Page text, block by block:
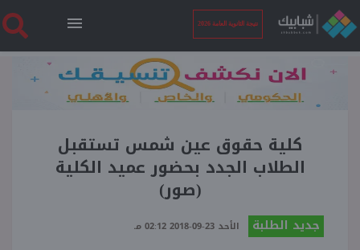
نتيجة الثانوية العامة 2026
الرئيسية
نتيجة الثانوية العامة 2026
أخبار ساخنة
كلية حقوق عين شمس تستقبل
الطلاب الجدد بحضور عميد الكلية
(صور)
جديد الطلبة الأحد 23-09-2018 02:12 مـ